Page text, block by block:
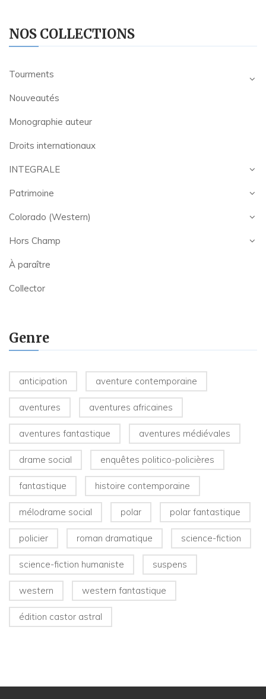
NOS COLLECTIONS
Tourments
Nouveautés
Monographie auteur
Droits internationaux
INTEGRALE
Patrimoine
Colorado (Western)
Hors Champ
À paraître
Collector
Genre
anticipation aventure contemporaine
aventures aventures africaines
aventures fantastique aventures médiévales
drame social enquêtes politico-policières
fantastique histoire contemporaine
mélodrame social polar polar fantastique
policier roman dramatique science-fiction
science-fiction humaniste suspens
western western fantastique
édition castor astral